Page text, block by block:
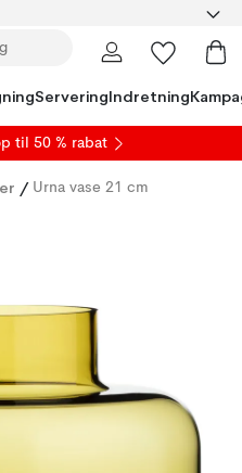
ServeringIndretning
til 50 % rabat
/ Urna vase 21 cm